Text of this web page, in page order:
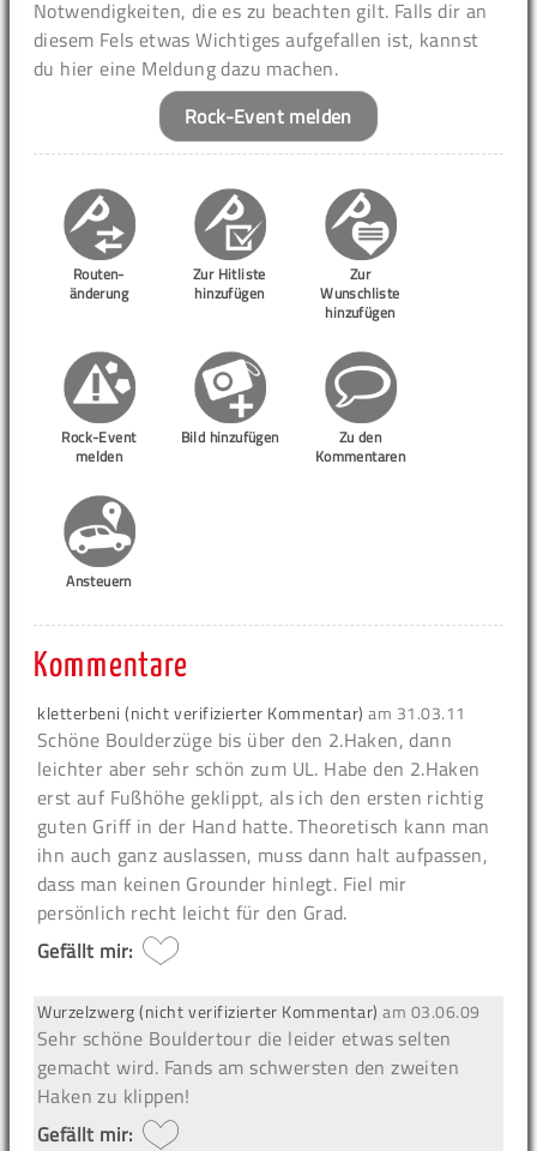
Notwendigkeiten, die es zu beachten gilt. Falls dir an
diesem Fels etwas Wichtiges aufgefallen ist, kannst
du hier eine Meldung dazu machen.
Rock-Event melden
Routen-
änderung
Zur Hitliste
hinzufügen
Zur
Wunschliste
hinzufügen
Rock-Event
melden
Bild hinzufügen
Zu den
Kommentaren
Ansteuern
Kommentare
kletterbeni (nicht verifizierter Kommentar) am 31.03.11
Schöne Boulderzüge bis über den 2.Haken, dann
leichter aber sehr schön zum UL. Habe den 2.Haken
erst auf Fußhöhe geklippt, als ich den ersten richtig
guten Griff in der Hand hatte. Theoretisch kann man
ihn auch ganz auslassen, muss dann halt aufpassen,
dass man keinen Grounder hinlegt. Fiel mir
persönlich recht leicht für den Grad.
Gefällt mir:
Wurzelzwerg (nicht verifizierter Kommentar) am 03.06.09
Sehr schöne Bouldertour die leider etwas selten
gemacht wird. Fands am schwersten den zweiten
Haken zu klippen!
Gefällt mir: